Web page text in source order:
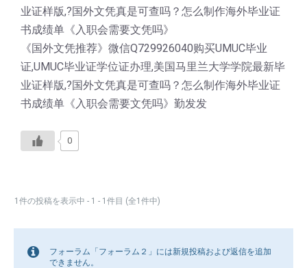
业证样版,?国外文凭真是可查吗？怎么制作海外毕业证
书成绩单《入职会需要文凭吗》
《国外文凭推荐》微信Q729926040购买UMUC毕业
证,UMUC毕业证学位证办理,美国马里兰大学学院最新毕
业证样版,?国外文凭真是可查吗？怎么制作海外毕业证
书成绩单《入职会需要文凭吗》勤发发
0
1件の投稿を表示中 - 1 - 1件目 (全1件中)
フォーラム「フォーラム２」には新規投稿および返信を追加
できません。